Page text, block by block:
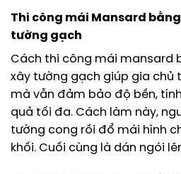
Thi công mái Mansard
tường gạch
Cách thi công mái mansard
xây tường gạch giúp gia chủ
mà vẫn đảm bảo độ bền,
quả tối đa. Cách làm này,
tường cong rồi đổ mái hình
khối. Cuối cùng là dán ngói